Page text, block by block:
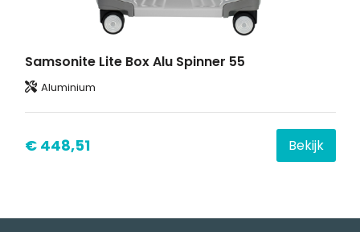
Samsonite Lite Box Alu Spinner 55
Aluminium
€ 448,51 Bekijk